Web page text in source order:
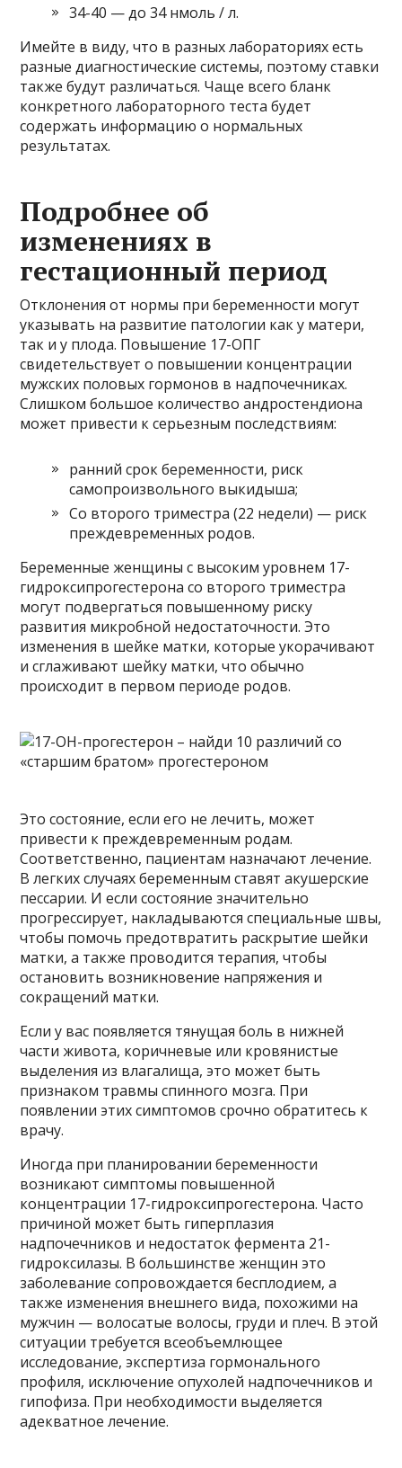
34-40 — до 34 нмоль / л.
Имейте в виду, что в разных лабораториях есть
разные диагностические системы, поэтому ставки
также будут различаться. Чаще всего бланк
конкретного лабораторного теста будет
содержать информацию о нормальных
результатах.
Подробнее об
изменениях в
гестационный период
Отклонения от нормы при беременности могут
указывать на развитие патологии как у матери,
так и у плода. Повышение 17-ОПГ
свидетельствует о повышении концентрации
мужских половых гормонов в надпочечниках.
Слишком большое количество андростендиона
может привести к серьезным последствиям:
ранний срок беременности, риск
самопроизвольного выкидыша;
Со второго триместра (22 недели) — риск
преждевременных родов.
Беременные женщины с высоким уровнем 17-
гидроксипрогестерона со второго триместра
могут подвергаться повышенному риску
развития микробной недостаточности. Это
изменения в шейке матки, которые укорачивают
и сглаживают шейку матки, что обычно
происходит в первом периоде родов.
Это состояние, если его не лечить, может
привести к преждевременным родам.
Соответственно, пациентам назначают лечение.
В легких случаях беременным ставят акушерские
пессарии. И если состояние значительно
прогрессирует, накладываются специальные швы,
чтобы помочь предотвратить раскрытие шейки
матки, а также проводится терапия, чтобы
остановить возникновение напряжения и
сокращений матки.
Если у вас появляется тянущая боль в нижней
части живота, коричневые или кровянистые
выделения из влагалища, это может быть
признаком травмы спинного мозга. При
появлении этих симптомов срочно обратитесь к
врачу.
Иногда при планировании беременности
возникают симптомы повышенной
концентрации 17-гидроксипрогестерона. Часто
причиной может быть гиперплазия
надпочечников и недостаток фермента 21-
гидроксилазы. В большинстве женщин это
заболевание сопровождается бесплодием, а
также изменения внешнего вида, похожими на
мужчин — волосатые волосы, груди и плеч. В этой
ситуации требуется всеобъемлющее
исследование, экспертиза гормонального
профиля, исключение опухолей надпочечников и
гипофиза. При необходимости выделяется
адекватное лечение.